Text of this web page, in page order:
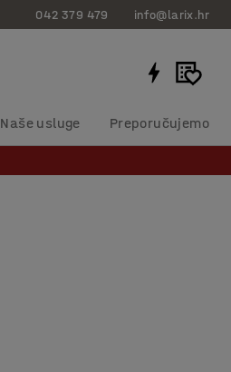
042 379 479 info@larix.hr
Naše usluge Preporučujemo